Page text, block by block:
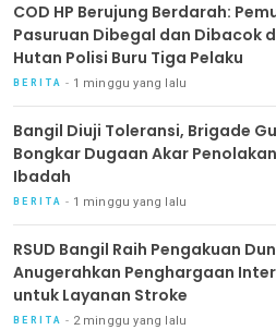
COD HP Berujung Berdarah:
Pasuruan Dibegal dan Dibacok
Hutan Polisi Buru Tiga Pelaku
BERITA 1 minggu yang lalu
Bangil Diuji Toleransi, Brigade
Bongkar Dugaan Akar
Ibadah
BERITA 1 minggu yang lalu
RSUD Bangil Raih Pengakuan
Anugerahkan Penghargaan
untuk Layanan Stroke
BERITA 2 minggu yang lalu